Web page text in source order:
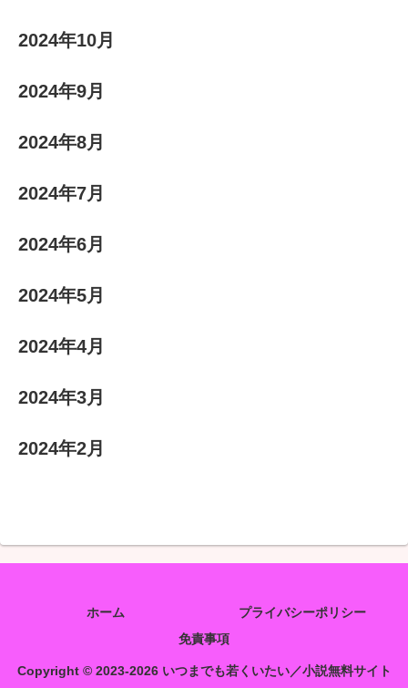
2024年10月
2024年9月
2024年8月
2024年7月
2024年6月
2024年5月
2024年4月
2024年3月
2024年2月
ホーム
プライバシーポリシー
免責事項
Copyright © 2023-2026 いつまでも若くいたい／小説無料サイト